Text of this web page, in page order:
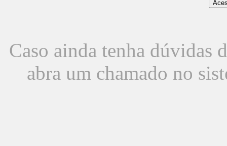
Caso ainda tenha dúvidas
abra um chamado no